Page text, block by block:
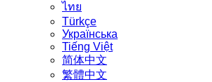
ไทย
Türkçe
Українська
Tiếng Việt
简体中文
繁體中文